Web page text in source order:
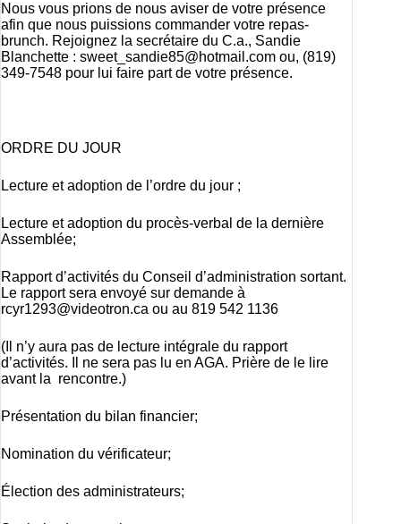
Nous vous prions de nous aviser de votre présence
afin que nous puissions commander votre repas-
brunch. Rejoignez la secrétaire du C.a., Sandie
Blanchette : sweet_sandie85@hotmail.com ou, (819)
349-7548 pour lui faire part de votre présence.
ORDRE DU JOUR
Lecture et adoption de l’ordre du jour ;
Lecture et adoption du procès-verbal de la dernière
Assemblée;
Rapport d’activités du Conseil d’administration sortant.
Le rapport sera envoyé sur demande à
rcyr1293@videotron.ca ou au 819 542 1136
(Il n’y aura pas de lecture intégrale du rapport
d’activités. Il ne sera pas lu en AGA. Prière de le lire
avant la rencontre.)
Présentation du bilan financier;
Nomination du vérificateur;
Élection des administrateurs;